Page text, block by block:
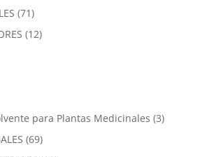
producto
7171
productos
1212
para Plantas Medicinales 33
6969